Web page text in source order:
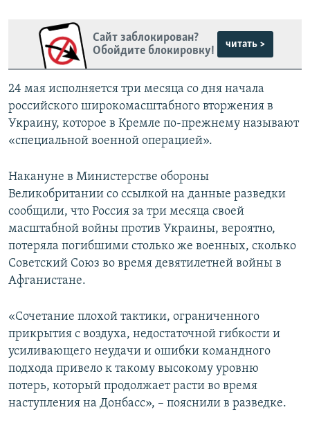
Сайт заблокирован?
Обойдите блокировку!
читать >
24 мая исполняется три месяца со дня начала
российского широкомасштабного вторжения в
Украину, которое в Кремле по-прежнему называют
«специальной военной операцией».
Накануне в Министерстве обороны
Великобритании со ссылкой на данные разведки
сообщили, что Россия за три месяца своей
масштабной войны против Украины, вероятно,
потеряла погибшими столько же военных, сколько
Советский Союз во время девятилетней войны в
Афганистане.
«Сочетание плохой тактики, ограниченного
прикрытия с воздуха, недостаточной гибкости и
усиливающего неудачи и ошибки командного
подхода привело к такому высокому уровню
потерь, который продолжает расти во время
наступления на Донбасс», – пояснили в разведке.